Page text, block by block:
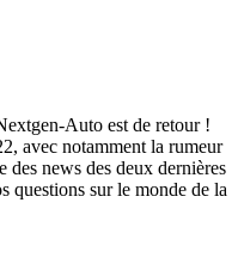
Auto est de retour !
avec notamment la rumeur
news des deux dernières
questions sur le monde de la